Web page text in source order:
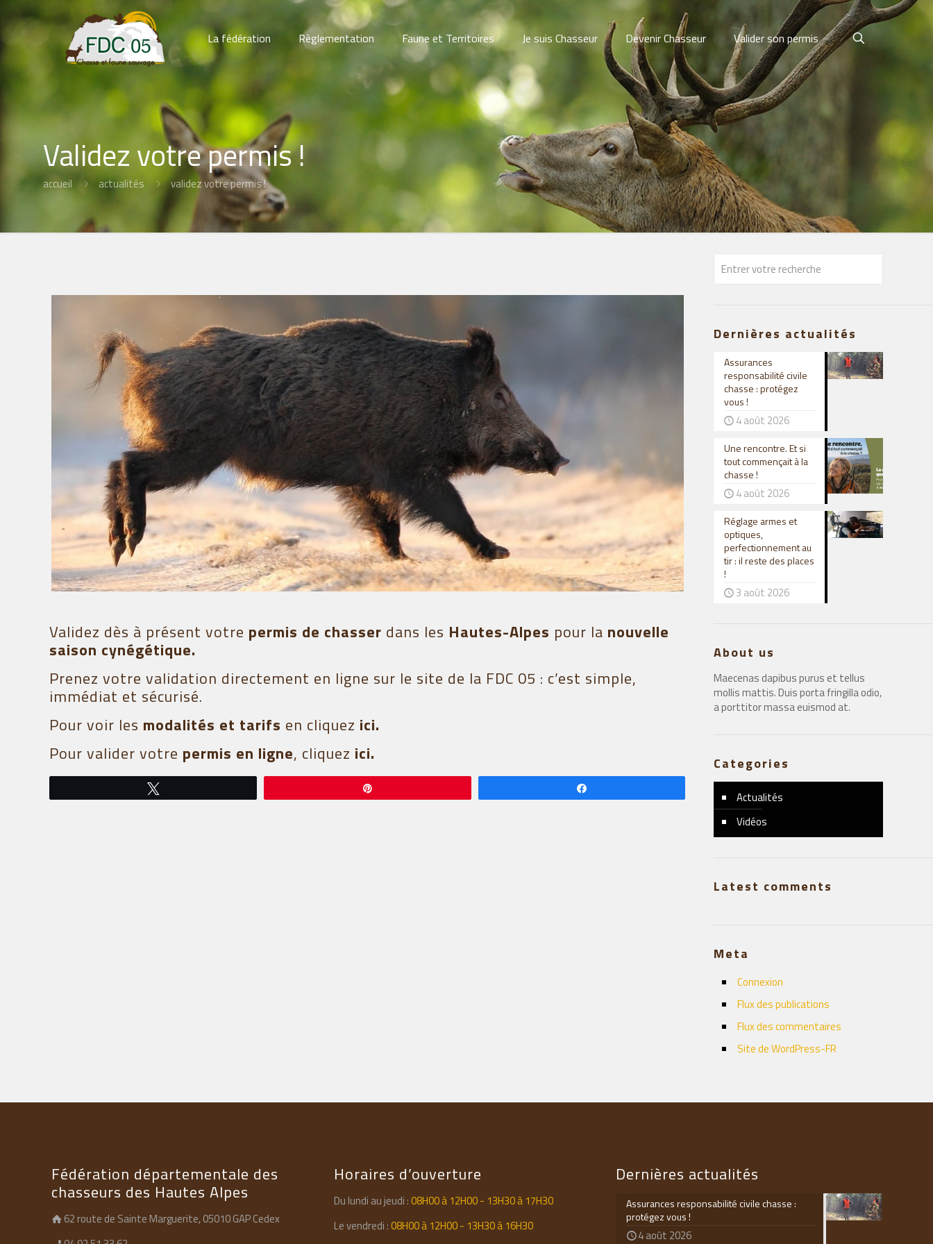
La fédération Règlementation Faune et Territoires Je suis Chasseur Devenir Chasseur Valider son permis
Validez votre permis !
accueil actualités validez votre permis !
Validez dès à présent votre permis de chasser dans les Hautes-Alpes pour la nouvelle
saison cynégétique.
Prenez votre validation directement en ligne sur le site de la FDC 05 : c’est simple,
immédiat et sécurisé.
Pour voir les modalités et tarifs en cliquez ici.
Pour valider votre permis en ligne, cliquez ici.
Dernières actualités
Assurances
responsabilité civile
chasse : protégez
vous !
4 août 2026
Une rencontre. Et si
tout commençait à la
chasse !
4 août 2026
Réglage armes et
optiques,
perfectionnement au
tir : il reste des places
!
3 août 2026
About us
Maecenas dapibus purus et tellus
mollis mattis. Duis porta fringilla odio,
a porttitor massa euismod at.
Categories
Actualités
Vidéos
Latest comments
Meta
Connexion
Flux des publications
Flux des commentaires
Site de WordPress-FR
Fédération départementale des
chasseurs des Hautes Alpes
62 route de Sainte Marguerite, 05010 GAP Cedex
Horaires d’ouverture
Du lundi au jeudi :08H00 à 12H00 - 13H30 à 17H30
Le vendredi :08H00 à 12H00 - 13H30 à 16H30
Dernières actualités
Assurances responsabilité civile chasse :
protégez vous !
4 août 2026